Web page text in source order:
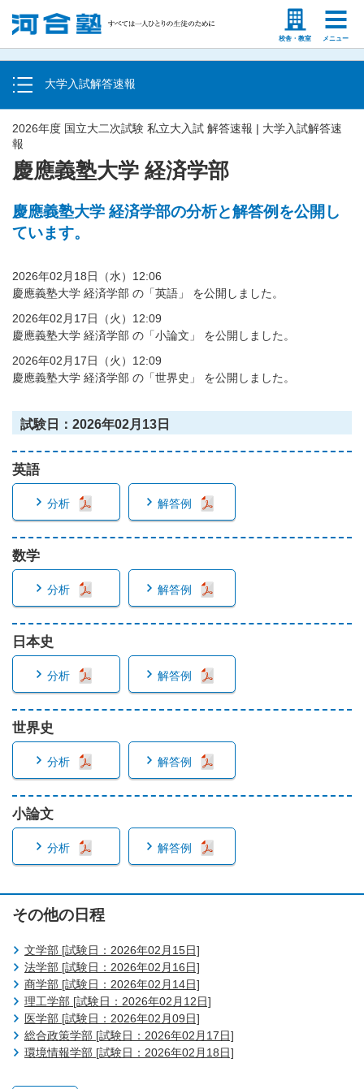
校舎・教室 メニュー
塾生の方 高等学校の先生
大学入試解答速報
大学入学共通テスト速報
国立大二次試験・私立大入試解答速報
慶應義塾大学 経済学部
2026年度 国立大二次試験 私立大入試 解答速報 | 大学入試解答速
報
慶應義塾大学 経済学部の分析と解答例を公開し
ています。
2026年02月18日（水）12:06
慶應義塾大学 経済学部 の「英語」 を公開しました。
2026年02月17日（火）12:09
慶應義塾大学 経済学部 の「小論文」 を公開しました。
2026年02月17日（火）12:09
慶應義塾大学 経済学部 の「世界史」 を公開しました。
試験日：2026年02月13日
英語
分析 解答例
数学
分析 解答例
日本史
分析 解答例
世界史
分析 解答例
小論文
分析 解答例
その他の日程
文学部 [試験日：2026年02月15日]
法学部 [試験日：2026年02月16日]
商学部 [試験日：2026年02月14日]
理工学部 [試験日：2026年02月12日]
医学部 [試験日：2026年02月09日]
総合政策学部 [試験日：2026年02月17日]
環境情報学部 [試験日：2026年02月18日]